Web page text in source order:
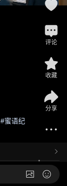
#蜜语纪
评论
收藏
分享